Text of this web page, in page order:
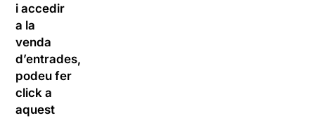
i accedir
a la
venda
d’entrades,
podeu fer
clicka
aquest